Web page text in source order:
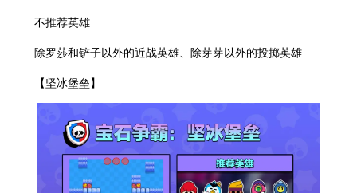
不推荐英雄
除罗莎和铲子以外的近战英雄、除芽芽以外的投掷英雄
【坚冰堡垒】